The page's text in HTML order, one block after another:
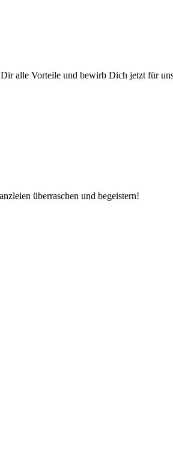
alle Vorteile und bewirb Dich jetzt für
überraschen und begeistern!